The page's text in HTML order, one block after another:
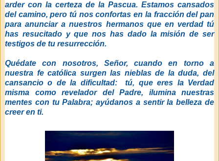
arder con la certeza de la Pascua. Estamos cansados
del camino, pero tú nos confortas en la fracción del pan
para anunciar a nuestros hermanos que en verdad tú
has resucitado y que nos has dado la misión de ser
testigos de tu resurrección.
Quédate con nosotros, Señor, cuando en torno a
nuestra fe católica surgen las nieblas de la duda, del
cansancio o de la dificultad: tú, que eres la Verdad
misma como revelador del Padre, ilumina nuestras
mentes con tu Palabra; ayúdanos a sentir la belleza de
creer en ti.